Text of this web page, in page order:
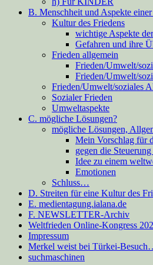
B. Menschheit und Aspekte
Kultur des Friedens
wichtige Aspekte
Gefahren und ihre
Frieden allgemein
Frieden/Umwelt/
Frieden/Umwelt/
Frieden/Umwelt/soziales
Sozialer Frieden
Umweltaspekte
C. mögliche Lösungen?
mögliche Lösungen,
Mein Vorschlag für
gegen die
Idee zu einem
Emotionen
Schluss…
D. Streiten für eine Kultur des
E. medientagung.ialana.de
F. NEWSLETTER-Archiv
Weltfrieden Online-Kongress
Impressum
Merkel weist bei Türkei-
suchmaschinen